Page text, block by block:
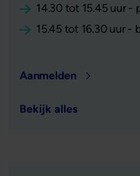
14.30 tot 15.45 uur -
15.45 tot 16.30 uur -
Aanmelden
Bekijk alles